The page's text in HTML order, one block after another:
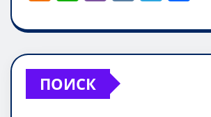
n
o
kl
a
at
s
A
p
er e
gr
п
р
ПОИСК